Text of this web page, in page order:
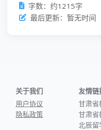
字数：约1215字
最后更新：暂无时间
关于我们
用户协议
隐私政策
友情链
甘肃省
甘肃省
北辰留